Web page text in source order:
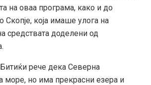
на оваа програма, како и до
Скопје, која имаше улога на
средствата доделени од
рече дека Северна
море, но има прекрасни езера и